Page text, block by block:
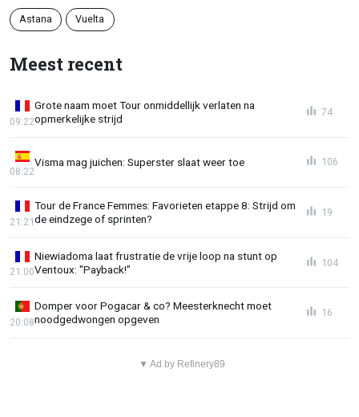
Astana Vuelta
Meest recent
Grote naam moet Tour onmiddellijk verlaten na
opmerkelijke strijd
09:22
74
Visma mag juichen: Superster slaat weer toe
08:22
106
Tour de France Femmes: Favorieten etappe 8: Strijd om
de eindzege of sprinten?
21:21
19
Niewiadoma laat frustratie de vrije loop na stunt op
Ventoux: "Payback!"
21:00
104
Domper voor Pogacar & co? Meesterknecht moet
noodgedwongen opgeven
20:08
16
▼ Ad by Refinery89